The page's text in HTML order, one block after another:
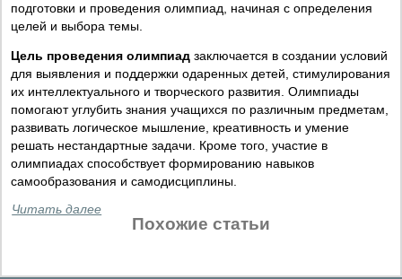
подготовки и проведения олимпиад, начиная с определения
целей и выбора темы.
Цель проведения олимпиад заключается в создании условий
для выявления и поддержки одаренных детей, стимулирования
их интеллектуального и творческого развития. Олимпиады
помогают углубить знания учащихся по различным предметам,
развивать логическое мышление, креативность и умение
решать нестандартные задачи. Кроме того, участие в
олимпиадах способствует формированию навыков
самообразования и самодисциплины.
Читать далее
Похожие статьи